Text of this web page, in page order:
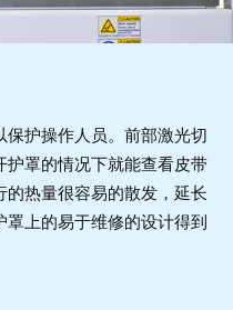
护操作人员。前部激光切
罩的情况下就能查看皮带
热量很容易的散发，延长
上的易于维修的设计得到